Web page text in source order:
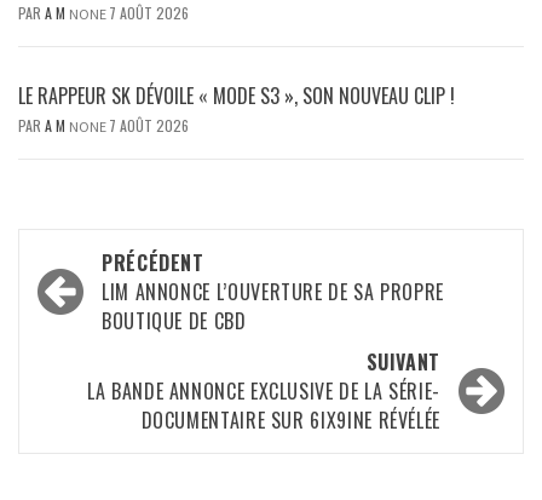
PAR A M NONE 7 AOÛT 2026
LE RAPPEUR SK DÉVOILE « MODE S3 », SON NOUVEAU CLIP !
PAR A M NONE 7 AOÛT 2026
Navigation
d’article
PRÉCÉDENT
LIM ANNONCE L’OUVERTURE DE SA PROPRE
BOUTIQUE DE CBD
SUIVANT
LA BANDE ANNONCE EXCLUSIVE DE LA SÉRIE-
DOCUMENTAIRE SUR 6IX9INE RÉVÉLÉE